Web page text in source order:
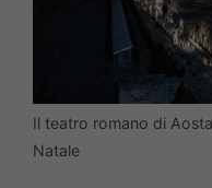
Il teatro romano di
Natale